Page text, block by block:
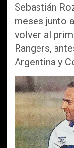
Sebastián
meses junto
volver al
Rangers,
Argentina y